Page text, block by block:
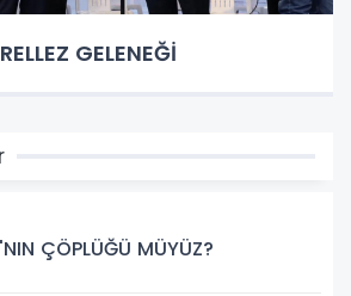
GELENEĞİ
ÇÖPLÜĞÜ MÜYÜZ?